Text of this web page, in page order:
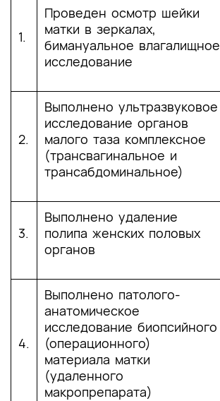
1.
Проведен осмотр шейки
матки в зеркалах,
бимануальное влагалищное
исследование
2.
Выполнено ультразвуковое
исследование органов
малого таза комплексное
(трансвагинальное и
трансабдоминальное)
3.
Выполнено удаление
полипа женских половых
органов
4.
Выполнено патолого-
анатомическое
исследование биопсийного
(операционного)
материала матки
(удаленного
макропрепарата)